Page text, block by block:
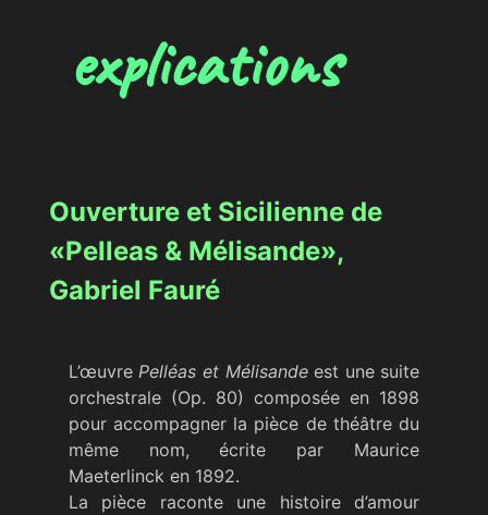
explications
Ouverture et Sicilienne de
«Pelleas & Mélisande»,
Gabriel Fauré
L’œuvrePelléas et Mélisandeest une suite
orchestrale (Op. 80) composée en 1898
pour accompagner la pièce de théâtre du
même nom, écrite par Maurice
Maeterlinck en 1892.
La pièce raconte une histoire d’amour